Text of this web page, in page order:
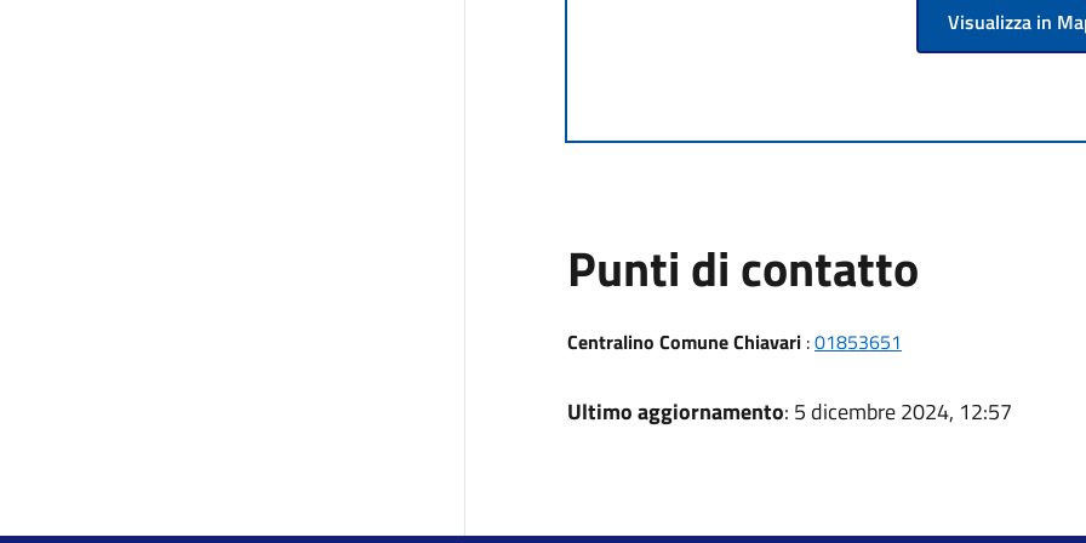
Visualizza in
Punti di contatto
Centralino Comune Chiavari:01853651
Ultimo aggiornamento: 5 dicembre 2024, 12:57